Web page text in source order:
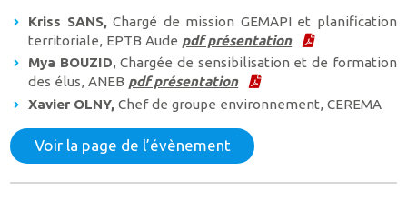
Kriss SANS,Chargé de mission GEMAPI et planification
territoriale, EPTB Aude pdf présentation
Mya BOUZID, Chargée de sensibilisation et de formation
des élus, ANEB pdf présentation
Xavier OLNY,Chef de groupe environnement, CEREMA
Voir la page de l’évènement